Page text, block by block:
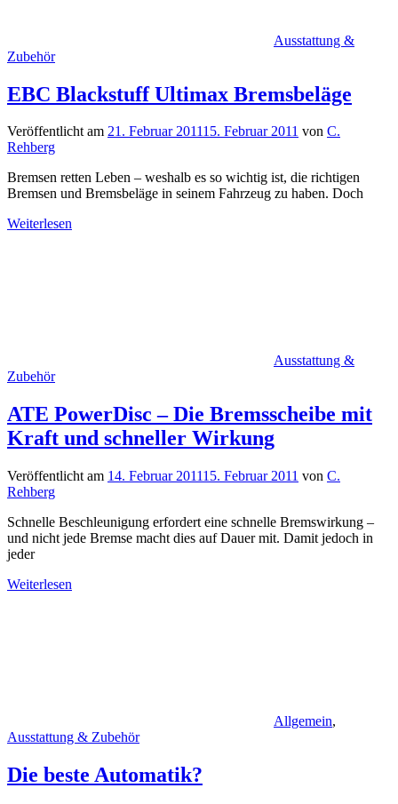
Ausstattung &
Zubehör
EBC Blackstuff Ultimax Bremsbeläge
Veröffentlicht am 21. Februar 201115. Februar 2011 von C.
Rehberg
Bremsen retten Leben – weshalb es so wichtig ist, die richtigen
Bremsen und Bremsbeläge in seinem Fahrzeug zu haben. Doch
Weiterlesen
Ausstattung &
Zubehör
ATE PowerDisc – Die Bremsscheibe mit
Kraft und schneller Wirkung
Veröffentlicht am 14. Februar 201115. Februar 2011 von C.
Rehberg
Schnelle Beschleunigung erfordert eine schnelle Bremswirkung –
und nicht jede Bremse macht dies auf Dauer mit. Damit jedoch in
jeder
Weiterlesen
Allgemein,
Ausstattung & Zubehör
Die beste Automatik?